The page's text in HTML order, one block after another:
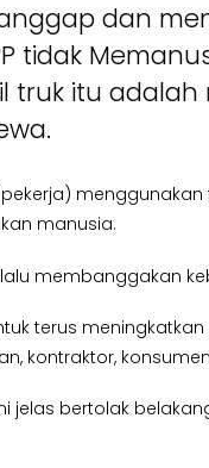
dan
tidak
truk itu
manusia.
membanggakan
terus
kontraktor,
jelas bertolak